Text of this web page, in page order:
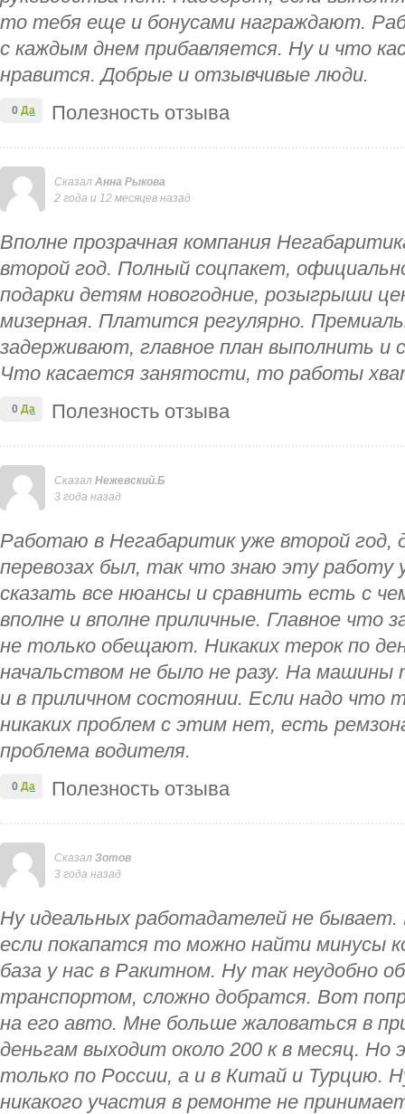
то тебя еще и бонусами награждают.
с каждым днем прибавляется. Ну и что
нравится. Добрые и отзывчивые люди.
Полезность отзыва
0 Да
Сказал Анна Рыкова
2 года и 12 месяцев назад
Вполне прозрачная компания
второй год. Полный соцпакет,
подарки детям новогодние, розыгрыши
мизерная. Платится регулярно.
задерживают, главное план выполнить и
Что касается занятости, то работы
Полезность отзыва
0 Да
Сказал Нежевский.Б
3 года назад
Работаю в Негабаритик уже второй год,
перевозах был, так что знаю эту работу
сказать все нюансы и сравнить есть с
вполне и вполне приличные. Главное что
не только обещают. Никаких терок по
начальством не было не разу. На машины
и в приличном состоянии. Если надо что
никаких проблем с этим нет, есть
проблема водителя.
Полезность отзыва
0 Да
Сказал Зотов
3 года назад
Ну идеальных работадателей не
если покапатся то можно найти минусы
база у нас в Ракитном. Ну так неудобно
транспортом, сложно добратся. Вот
на его авто. Мне больше жаловаться в
деньгам выходит около 200 к в месяц. Но
только по России, а и в Китай и Турцию.
никакого участия в ремонте не